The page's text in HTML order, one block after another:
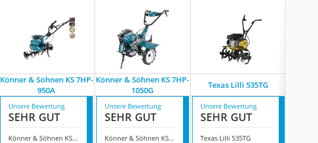
Könner & Söhnen KS 7HP-
950A
Könner & Söhnen KS 7HP-
1050G
Texas Lilli 535TG
Unsere Bewertung
SEHR GUT
Könner & Söhnen KS 7HP-950A
Unsere Bewertung
SEHR GUT
Könner & Söhnen KS 7HP-1050G
Unsere Bewertung
SEHR GUT
Texas Lilli 535TG